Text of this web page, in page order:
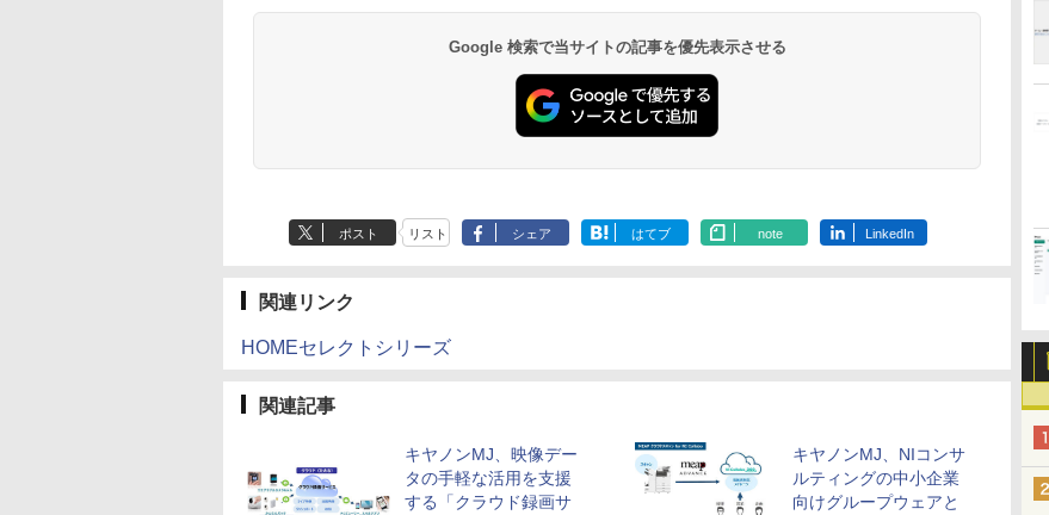
Google 検索で当サイトの記事を優先表示させる
ポスト リスト シェア はてブ note LinkedIn
関連リンク
HOMEセレクトシリーズ
関連記事
キヤノンMJ、映像デー
タの手軽な活用を支援
する「クラウド録画サ
キヤノンMJ、NIコンサ
ルティングの中小企業
向けグループウェアと